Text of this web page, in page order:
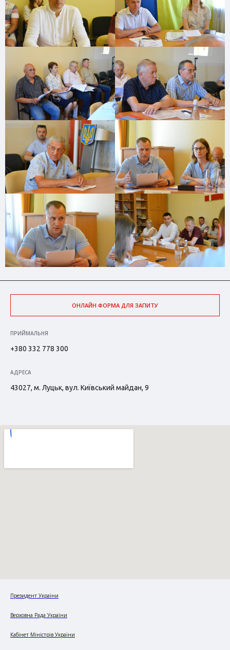
ОНЛАЙН ФОРМА ДЛЯ ЗАПИТУ
ПРИЙМАЛЬНЯ
+380 332 778 300
АДРЕСА
43027, м. Луцьк, вул. Київський майдан, 9
Президент України
Верховна Рада України
Кабінет Міністрів України